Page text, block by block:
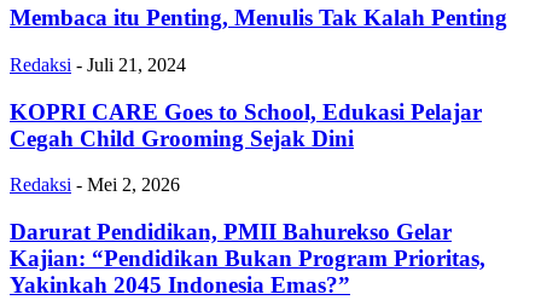
Membaca itu Penting, Menulis Tak Kalah Penting
Redaksi - Juli 21, 2024
KOPRI CARE Goes to School, Edukasi Pelajar
Cegah Child Grooming Sejak Dini
Redaksi - Mei 2, 2026
Darurat Pendidikan, PMII Bahurekso Gelar
Kajian: “Pendidikan Bukan Program Prioritas,
Yakinkah 2045 Indonesia Emas?”